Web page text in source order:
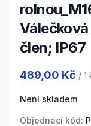
člen; IP67
489,00 Kč / 1
Není skladem
Objednací kód: